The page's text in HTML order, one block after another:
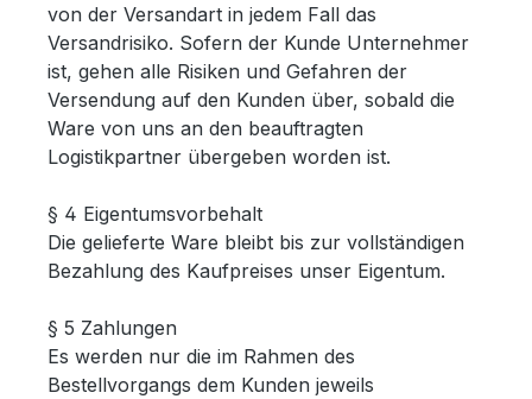
von der Versandart in jedem Fall das
Versandrisiko. Sofern der Kunde Unternehmer
ist, gehen alle Risiken und Gefahren der
Versendung auf den Kunden über, sobald die
Ware von uns an den beauftragten
Logistikpartner übergeben worden ist.
§ 4 Eigentumsvorbehalt
Die gelieferte Ware bleibt bis zur vollständigen
Bezahlung des Kaufpreises unser Eigentum.
§ 5 Zahlungen
Es werden nur die im Rahmen des
Bestellvorgangs dem Kunden jeweils